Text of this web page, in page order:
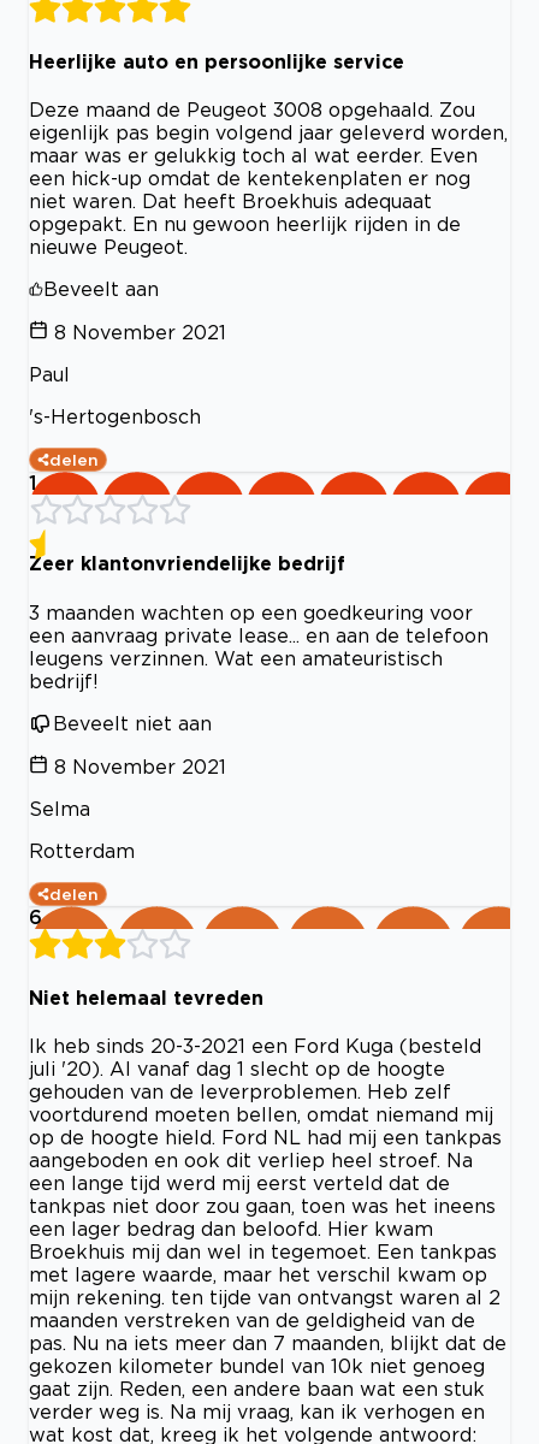
Heerlijke auto en persoonlijke service
Deze maand de Peugeot 3008 opgehaald. Zou
eigenlijk pas begin volgend jaar geleverd worden,
maar was er gelukkig toch al wat eerder. Even
een hick-up omdat de kentekenplaten er nog
niet waren. Dat heeft Broekhuis adequaat
opgepakt. En nu gewoon heerlijk rijden in de
nieuwe Peugeot.
Beveelt aan
8 November 2021
Paul
's-Hertogenbosch
delen
1
Zeer klantonvriendelijke bedrijf
3 maanden wachten op een goedkeuring voor
een aanvraag private lease... en aan de telefoon
leugens verzinnen. Wat een amateuristisch
bedrijf!
Beveelt niet aan
8 November 2021
Selma
Rotterdam
delen
6
Niet helemaal tevreden
Ik heb sinds 20-3-2021 een Ford Kuga (besteld
juli '20). Al vanaf dag 1 slecht op de hoogte
gehouden van de leverproblemen. Heb zelf
voortdurend moeten bellen, omdat niemand mij
op de hoogte hield. Ford NL had mij een tankpas
aangeboden en ook dit verliep heel stroef. Na
een lange tijd werd mij eerst verteld dat de
tankpas niet door zou gaan, toen was het ineens
een lager bedrag dan beloofd. Hier kwam
Broekhuis mij dan wel in tegemoet. Een tankpas
met lagere waarde, maar het verschil kwam op
mijn rekening. ten tijde van ontvangst waren al 2
maanden verstreken van de geldigheid van de
pas. Nu na iets meer dan 7 maanden, blijkt dat de
gekozen kilometer bundel van 10k niet genoeg
gaat zijn. Reden, een andere baan wat een stuk
verder weg is. Na mij vraag, kan ik verhogen en
wat kost dat, kreeg ik het volgende antwoord: